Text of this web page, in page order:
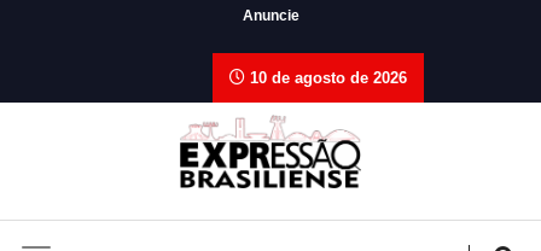
Anuncie
10 de agosto de 2026